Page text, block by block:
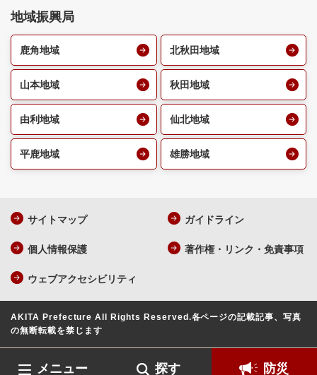
メニュー 探す 防災
地域振興局
鹿角地域 北秋田地域
山本地域 秋田地域
由利地域 仙北地域
平鹿地域 雄勝地域
サイトマップ ガイドライン
個人情報保護 著作権・リンク・免責事項
ウェブアクセシビリティ
AKITA Prefecture All Rights Reserved.各ページの記載記事、写真
の無断転載を禁じます